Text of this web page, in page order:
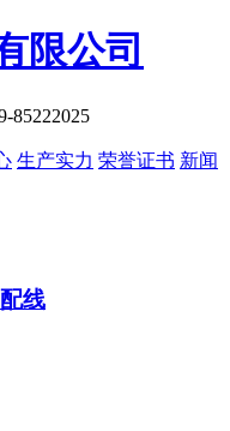
85222025
生产实力 荣誉证书 新闻
线